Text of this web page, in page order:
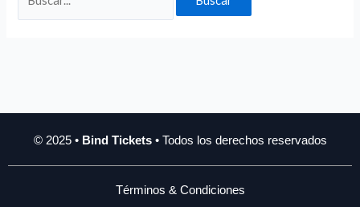
© 2025 • Bind Tickets• Todos los derechos reservados
Términos & Condiciones